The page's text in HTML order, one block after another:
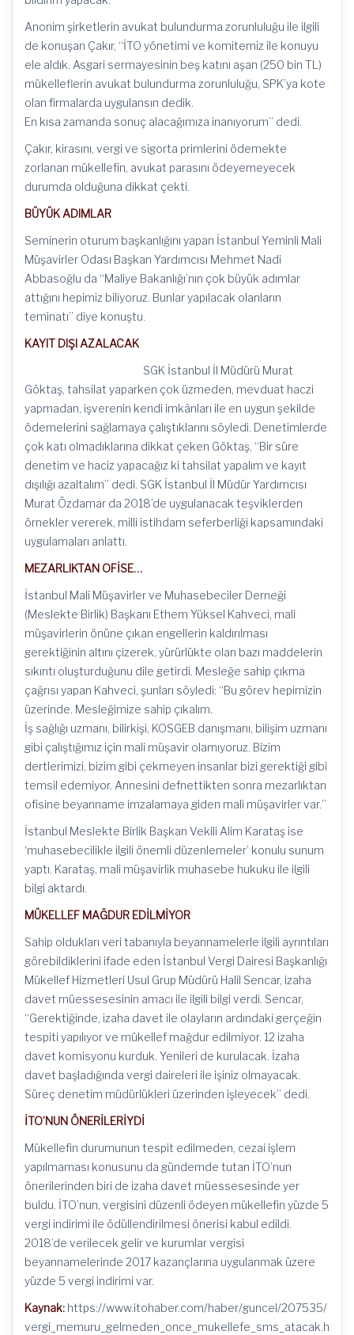
Anonim şirketlerin avukat bulundurma zorunluluğu ile ilgili
de konuşan Çakır, “İTO yönetimi ve komitemiz ile konuyu
ele aldık. Asgari sermayesinin beş katını aşan (250 bin TL)
mükelleflerin avukat bulundurma zorunluluğu, SPK’ya kote
olan firmalarda uygulansın dedik.
En kısa zamanda sonuç alacağımıza inanıyorum” dedi.
Çakır, kirasını, vergi ve sigorta primlerini ödemekte
zorlanan mükellefin, avukat parasını ödeyemeyecek
durumda olduğuna dikkat çekti.
BÜYÜK ADIMLAR
Seminerin oturum başkanlığını yapan İstanbul Yeminli Mali
Müşavirler Odası Başkan Yardımcısı Mehmet Nadi
Abbasoğlu da “Maliye Bakanlığı’nın çok büyük adımlar
attığını hepimiz biliyoruz. Bunlar yapılacak olanların
teminatı” diye konuştu.
KAYIT DIŞI AZALACAK
SGK İstanbul İl Müdürü Murat
Göktaş, tahsilat yaparken çok üzmeden, mevduat haczi
yapmadan, işverenin kendi imkânları ile en uygun şekilde
ödemelerini sağlamaya çalıştıklarını söyledi. Denetimlerde
çok katı olmadıklarına dikkat çeken Göktaş, “Bir süre
denetim ve haciz yapacağız ki tahsilat yapalım ve kayıt
dışılığı azaltalım” dedi. SGK İstanbul İl Müdür Yardımcısı
Murat Özdamar da 2018’de uygulanacak teşviklerden
örnekler vererek, milli istihdam seferberliği kapsamındaki
uygulamaları anlattı.
MEZARLIKTAN OFİSE…
İstanbul Mali Müşavirler ve Muhasebeciler Derneği
(Meslekte Birlik) Başkanı Ethem Yüksel Kahveci, mali
müşavirlerin önüne çıkan engellerin kaldırılması
gerektiğinin altını çizerek, yürürlükte olan bazı maddelerin
sıkıntı oluşturduğunu dile getirdi. Mesleğe sahip çıkma
çağrısı yapan Kahveci, şunları söyledi: “Bu görev hepimizin
üzerinde. Mesleğimize sahip çıkalım.
İş sağlığı uzmanı, bilirkişi, KOSGEB danışmanı, bilişim uzmanı
gibi çalıştığımız için mali müşavir olamıyoruz. Bizim
dertlerimizi, bizim gibi çekmeyen insanlar bizi gerektiği gibi
temsil edemiyor. Annesini defnettikten sonra mezarlıktan
ofisine beyanname imzalamaya giden mali müşavirler var.”
İstanbul Meslekte Birlik Başkan Vekili Alim Karataş ise
‘muhasebecilikle ilgili önemli düzenlemeler’ konulu sunum
yaptı. Karataş, mali müşavirlik muhasebe hukuku ile ilgili
bilgi aktardı.
MÜKELLEF MAĞDUR EDİLMİYOR
Sahip oldukları veri tabanıyla beyannamelerle ilgili ayrıntıları
görebildiklerini ifade eden İstanbul Vergi Dairesi Başkanlığı
Mükellef Hizmetleri Usul Grup Müdürü Halil Sencar, izaha
davet müessesesinin amacı ile ilgili bilgi verdi. Sencar,
“Gerektiğinde, izaha davet ile olayların ardındaki gerçeğin
tespiti yapılıyor ve mükellef mağdur edilmiyor. 12 izaha
davet komisyonu kurduk. Yenileri de kurulacak. İzaha
davet başladığında vergi daireleri ile işiniz olmayacak.
Süreç denetim müdürlükleri üzerinden işleyecek” dedi.
İTO’NUN ÖNERİLERİYDİ
Mükellefin durumunun tespit edilmeden, cezai işlem
yapılmaması konusunu da gündemde tutan İTO’nun
önerilerinden biri de izaha davet müessesesinde yer
buldu. İTO’nun, vergisini düzenli ödeyen mükellefin yüzde 5
vergi indirimi ile ödüllendirilmesi önerisi kabul edildi.
2018’de verilecek gelir ve kurumlar vergisi
beyannamelerinde 2017 kazançlarına uygulanmak üzere
yüzde 5 vergi indirimi var.
Kaynak: https://www.itohaber.com/haber/guncel/207535/
vergi_memuru_gelmeden_once_mukellefe_sms_atacak.h